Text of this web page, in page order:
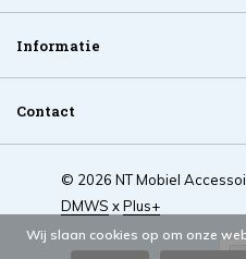
Informatie
Contact
© 2026 NT Mobiel
DMWS xPlus+
Wij slaan cookies op om onze